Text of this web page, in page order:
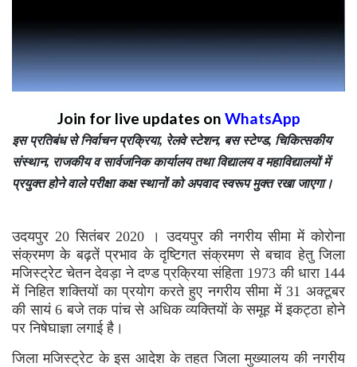
Join for live updates on WhatsApp
इस प्रतिबंध से निर्वाचन प्रक्रिया, रेलवे स्टेशन, बस स्टेण्ड, चिकित्सकीय
संस्थान, राजकीय व सार्वजनिक कार्यालय तथा विद्यालय व महाविद्यालयों में
प्रयुक्त होने वाले परीक्षा कक्ष स्थानों को अपवाद स्वरूप मुक्त रखा जाएगा।
उदयपुर 20 सितंबर 2020 । उदयपुर की नगरीय सीमा में कोरोना
संक्रमण के बढ़तें प्रभाव के दृष्टिगत संक्रमण से बचाव हेतु जिला
मजिस्ट्रेट चेतन देवड़ा ने दण्ड प्रक्रिया संहिता 1973 की धारा 144
में निहित शक्तियों का प्रयोग करते हुए नगरीय सीमा में 31 अक्टूबर
की सायं 6 बजे तक पांच से अधिक व्यक्तियों के समूह में इकट्ठा होने
पर निषेघाज्ञा लगाई है।
जिला मजिस्ट्रेट के इस आदेश के तहत जिला मुख्यालय की नगरीय